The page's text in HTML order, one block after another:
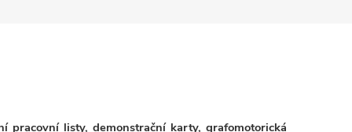
pracovní listy, demonstrační karty, grafomotorická